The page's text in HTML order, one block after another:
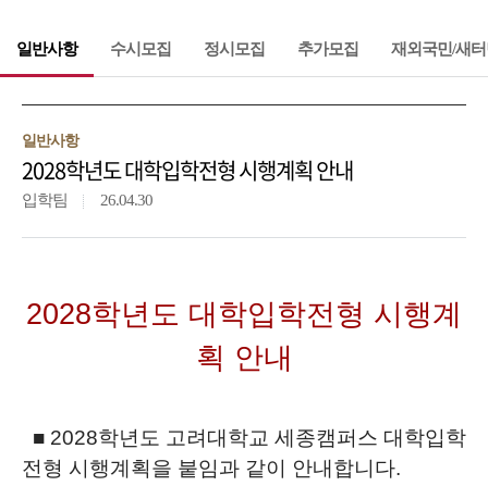
일반사항 수시모집 정시모집 추가모집 재외국민/새
일반사항
2028학년도 대학입학전형 시행계획 안내
입학팀 26.04.30
2028학년도 대학입학전형 시행계
획 안내
■ 2028학년도 고려대학교 세종캠퍼스 대학입학
전형 시행계획을 붙임과 같이 안내합니다.